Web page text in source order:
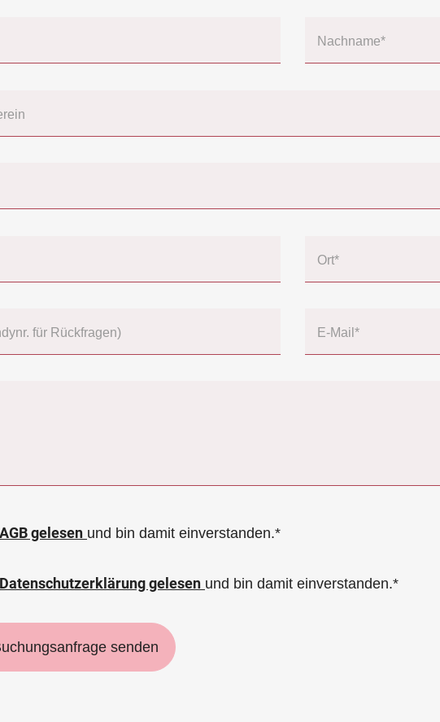
Nachname*
Ort*
für Rückfragen) E-Mail*
AGB gelesen und bin damit einverstanden.*
Datenschutzerklärung gelesen und bin damit einverstanden.*
senden